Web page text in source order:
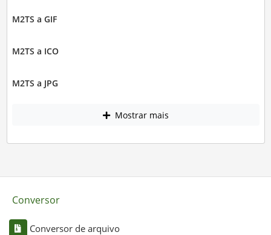
M2TS a GIF
M2TS a ICO
M2TS a JPG
Mostrar mais
Conversor
Conversor de arquivo